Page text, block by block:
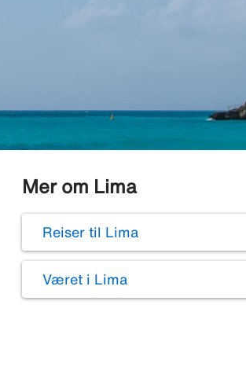
Mer om Lima
Reiser til Lima
Været i Lima